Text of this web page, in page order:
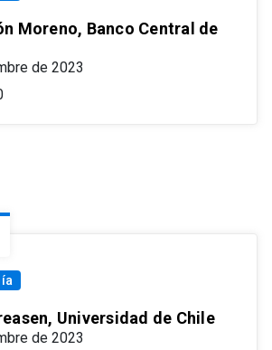
Moreno, Banco Central de
de 2023
Universidad de Chile
de 2023